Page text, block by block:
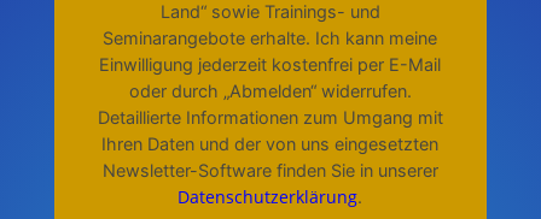
Land“ sowie Trainings- und
Seminarangebote erhalte. Ich kann meine
Einwilligung jederzeit kostenfrei per E-Mail
oder durch „Abmelden“ widerrufen.
Detaillierte Informationen zum Umgang mit
Ihren Daten und der von uns eingesetzten
Newsletter-Software finden Sie in unserer
Datenschutzerklärung.